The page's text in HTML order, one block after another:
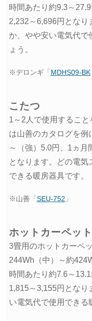
時間あたり約9.3～
2,232～6,696円となり
か、やや安い電気代で
ょう。
※デロンギ「 MDHS09-BK
こたつ
1～2人で使用するこ
は山善のカタログを例
～（強）5.0円、1ヵ月
となります。どの電気
できる暖房器具です。
※山善「 SEU-752 」
ホットカーペット
3畳用のホットカーペ
244Wh（中）～約
時間あたり約7.6～
1,815～3,155円となり
い電気代で使用できる